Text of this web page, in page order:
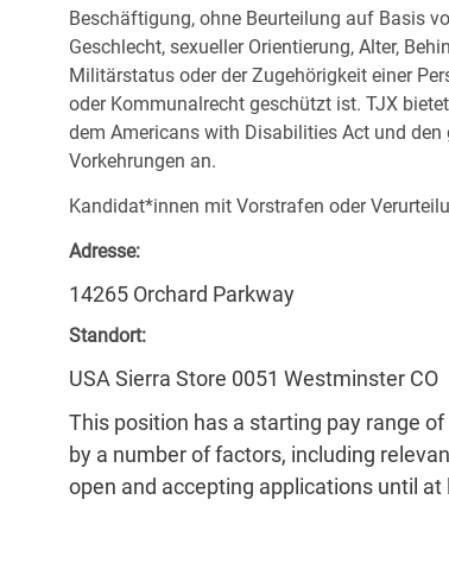
Beschäftigung, ohne Beurteilung auf Basis
Geschlecht, sexueller Orientierung, Alter,
Militärstatus oder der Zugehörigkeit einer
oder Kommunalrecht geschützt ist. TJX
dem Americans with Disabilities Act und
Vorkehrungen an.
Kandidat*innen mit Vorstrafen oder
Adresse:
14265 Orchard Parkway
Standort:
USA Sierra Store 0051 Westminster CO
This position has a starting pay range
by a number of factors, including
open and accepting applications until at